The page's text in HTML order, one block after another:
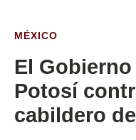
MÉXICO
El
Potosí
cabildero